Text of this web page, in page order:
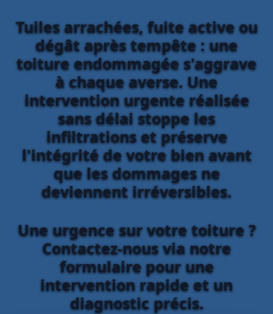
Tuiles arrachées, fuite active ou
dégât après tempête : une
toiture endommagée s'aggrave
à chaque averse. Une
intervention urgente réalisée
sans délai stoppe les
infiltrations et préserve
l'intégrité de votre bien avant
que les dommages ne
deviennent irréversibles.
Une urgence sur votre toiture ?
Contactez-nous via notre
formulaire pour une
intervention rapide et un
diagnostic précis.